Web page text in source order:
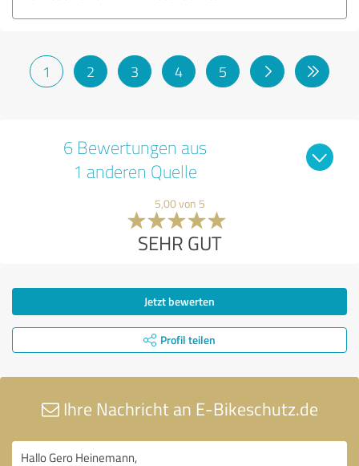
1 2 3 4 5
6 Bewertungen aus
1 anderen Quelle
5,00 von 5
SEHR GUT
Jetzt bewerten
Profil teilen
Ihre Nachricht an E-Bikeschutz.de